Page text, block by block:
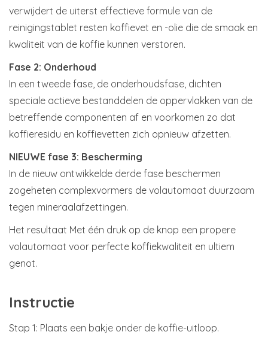
verwijdert de uiterst effectieve formule van de
reinigingstablet resten koffievet en -olie die de smaak en
kwaliteit van de koffie kunnen verstoren.
Fase 2: Onderhoud
In een tweede fase, de onderhoudsfase, dichten
speciale actieve bestanddelen de oppervlakken van de
betreffende componenten af en voorkomen zo dat
koffieresidu en koffievetten zich opnieuw afzetten.
NIEUWE fase 3: Bescherming
In de nieuw ontwikkelde derde fase beschermen
zogeheten complexvormers de volautomaat duurzaam
tegen mineraalafzettingen.
Het resultaat Met één druk op de knop een propere
volautomaat voor perfecte koffiekwaliteit en ultiem
genot.
Instructie
Stap 1: Plaats een bakje onder de koffie-uitloop.